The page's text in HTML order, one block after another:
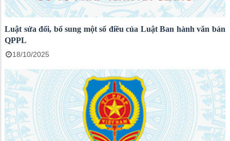
Luật sửa đổi, bổ sung một số điều của Luật Ban hành văn bản
QPPL
18/10/2025